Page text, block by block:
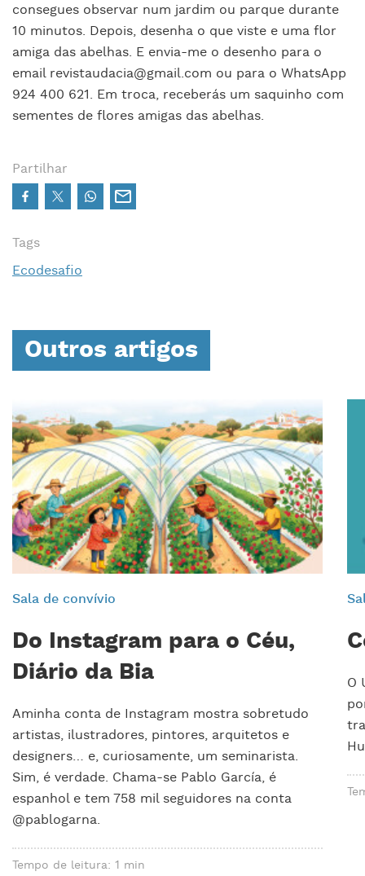
consegues observar num jardim ou parque durante
10 minutos. Depois, desenha o que viste e uma flor
amiga das abelhas. E envia-me o desenho para o
email revistaudacia@gmail.com ou para o WhatsApp
924 400 621. Em troca, receberás um saquinho com
sementes de flores amigas das abelhas.
Partilhar
Tags
Ecodesafio
Outros artigos
Sala de convívio
Do Instagram para o Céu,
Diário da Bia
Aminha conta de Instagram mostra sobretudo
artistas, ilustradores, pintores, arquitetos e
designers… e, curiosamente, um seminarista.
Sim, é verdade. Chama-se Pablo García, é
espanhol e tem 758 mil seguidores na conta
@pablogarna.
Tempo de leitura: 1 min
O